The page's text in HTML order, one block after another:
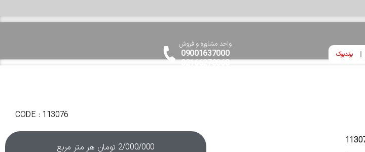
برندبوک 09001637000
02166270068
واحد مشاوره و فروش
CODE : 113076
2/000/000 تومان هر متر مربع